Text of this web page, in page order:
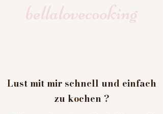
bellalovecooking
Lust mit mir schnell und einfach
zu kochen ?